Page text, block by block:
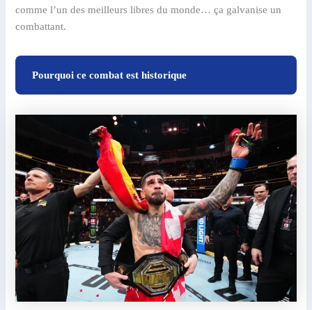
comme l’un des meilleurs libres du monde… ça galvanise un
combattant.
Pourquoi ce combat est historique